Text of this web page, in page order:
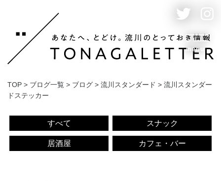
menu
TOP > ブログ一覧 > ブログ > 流川スタンダード > 流川スタンダー
ドステッカー
すべて スナック
居酒屋 カフェ・バー